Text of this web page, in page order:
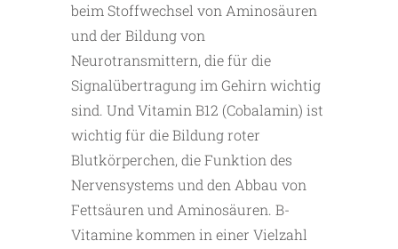
beim Stoffwechsel von Aminosäuren
und der Bildung von
Neurotransmittern, die für die
Signalübertragung im Gehirn wichtig
sind. Und Vitamin B12 (Cobalamin) ist
wichtig für die Bildung roter
Blutkörperchen, die Funktion des
Nervensystems und den Abbau von
Fettsäuren und Aminosäuren. B-
Vitamine kommen in einer Vielzahl